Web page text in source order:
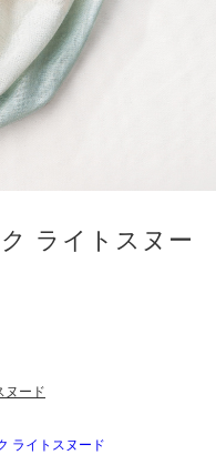
ライトスヌー
ヌード
ライトスヌード